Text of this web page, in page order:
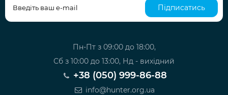
Підписатись
Пн-Пт з 09:00 до 18:00,
Сб з 10:00 до 13:00, Нд - вихідний
+38 (050) 999-86-88
info@hunter.org.ua